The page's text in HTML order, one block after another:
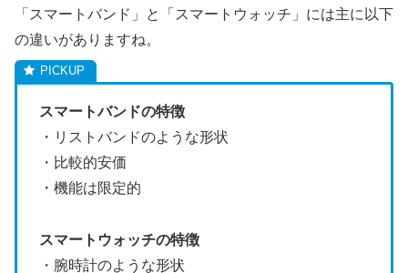
「スマートバンド」と「スマートウォッチ」には主に以下
の違いがありますね。
スマートバンドの特徴
・リストバンドのような形状
・比較的安価
・機能は限定的
スマートウォッチの特徴
・腕時計のような形状